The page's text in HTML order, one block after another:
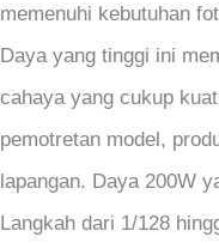
memenuhi kebutuhan
Daya yang tinggi ini
cahaya yang cukup
pemotretan model,
lapangan. Daya 200W
Langkah dari 1/128